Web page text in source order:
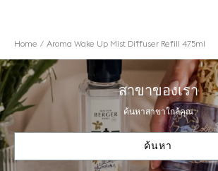
Home Aroma Wake Up Mist Diffuser Refill 475ml
สาขาของเรา
ค้นหาสาขาใกล้คุณ
ค้นหา